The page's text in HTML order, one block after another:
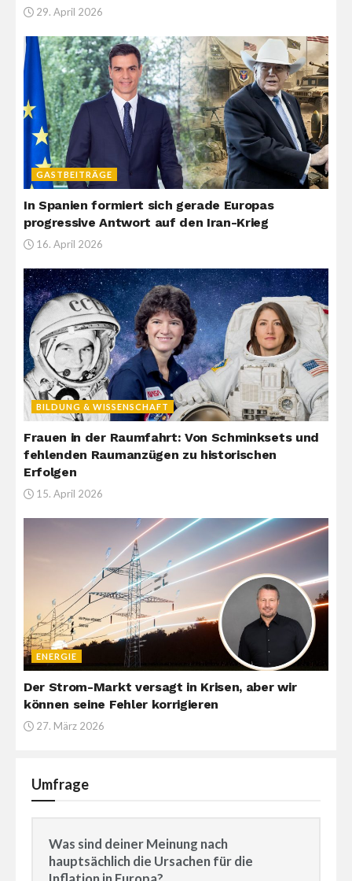
29. April 2026
GASTBEITRÄGE
In Spanien formiert sich gerade Europas
progressive Antwort auf den Iran-Krieg
16. April 2026
BILDUNG & WISSENSCHAFT
Frauen in der Raumfahrt: Von Schminksets und
fehlenden Raumanzügen zu historischen
Erfolgen
15. April 2026
ENERGIE
Der Strom-Markt versagt in Krisen, aber wir
können seine Fehler korrigieren
27. März 2026
Umfrage
Was sind deiner Meinung nach
hauptsächlich die Ursachen für die